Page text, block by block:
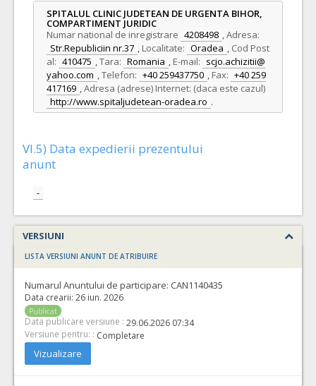
SPITALUL CLINIC JUDETEAN DE URGENTA BIHOR,
COMPARTIMENT JURIDIC
Numar national de inregistrare 4208498 ,Adresa:
Str.Republiciin nr.37 , Localitate: Oradea , Cod Post
al: 410475 ,Tara: Romania , E-mail: scjo.achizitii@
yahoo.com ,Telefon: +40 259437750 , Fax: +40 259
417169 ,Adresa (adrese) Internet: (daca este cazul)
http://www.spitaljudetean-oradea.ro .
VI.5) Data expedierii prezentului
anunt
-
VERSIUNI
LISTA VERSIUNI ANUNT DE ATRIBUIRE
Numarul Anuntului de participare: CAN1140435
Data crearii: 26 iun. 2026
Publicat
Data publicare versiune : 29.06.2026 07:34
Versiune pentru: : Completare
Vizualizare